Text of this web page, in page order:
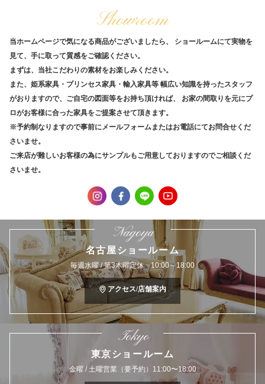
Showroom
当ホームページで気になる商品がございましたら、
ショールームにて実物を
見て、手に取って質感をご確認ください。
まずは、当社こだわりの素材をお楽しみください。
また、姫系家具・プリンセス家具・輸入家具等 幅広い知識を持ったスタッフ
がおりますので、ご自宅の図面等をお持ち頂ければ、
お家の間取りを元にプ
ロがお客様に合った家具をご提案させて頂きます。
※予約制なりますので事前にメールフォームまたはお電話にてお問合せくだ
さいませ。
ご来店が難しいお客様の為にサンプルもご用意しておりますのでご相談くだ
さいませ。
Nagoya
名古屋ショールーム
毎週水曜 / 第3木曜定休 10:00～18:00
アクセス/店舗案内
Tokyo
東京ショールーム
金曜 / 土曜営業（要予約）11:00〜18:00